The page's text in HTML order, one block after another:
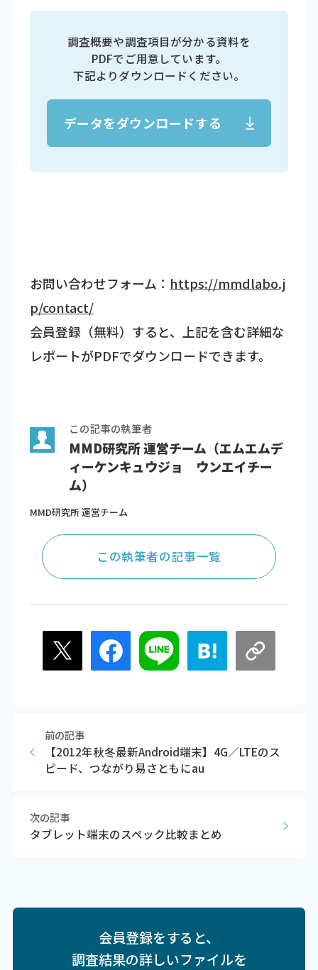
調査概要や調査項目が分かる資料を
PDFでご用意しています。
下記よりダウンロードください。
データをダウンロードする
お問い合わせフォーム： https://mmdlabo.j
p/contact/
会員登録（無料）すると、上記を含む詳細な
レポートがPDFでダウンロードできます。
この記事の執筆者
MMD研究所 運営チーム（エムエムデ
ィーケンキュウジョ ウンエイチー
ム）
MMD研究所 運営チーム
この執筆者の記事一覧
前の記事
【2012年秋冬最新Android端末】4G／LTEのス
ピード、つながり易さともにau
次の記事
タブレット端末のスペック比較まとめ
会員登録をすると、
調査結果の詳しいファイルを